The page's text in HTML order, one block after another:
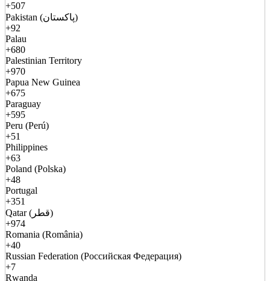
+507
Pakistan (پاکستان)
+92
Palau
+680
Palestinian Territory
+970
Papua New Guinea
+675
Paraguay
+595
Peru (Perú)
+51
Philippines
+63
Poland (Polska)
+48
Portugal
+351
Qatar (قطر)
+974
Romania (România)
+40
Russian Federation (Российская Федерация)
+7
Rwanda